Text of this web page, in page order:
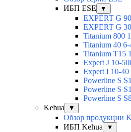
ИБП ESE
▼
EXPERT G
EXPERT G
Titanium 800
Titanium 40
Titanium T15
Expert J 10-
Expert I 10-
Powerline S
Powerline S
Powerline S
Kehua
▼
Обзор продукции
ИБП Kehua
▼